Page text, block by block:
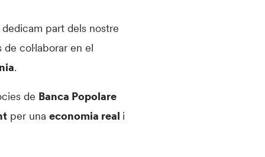
part dels nostre
de col·laborar en el
.
de Banca Popolare
per unaeconomia real i